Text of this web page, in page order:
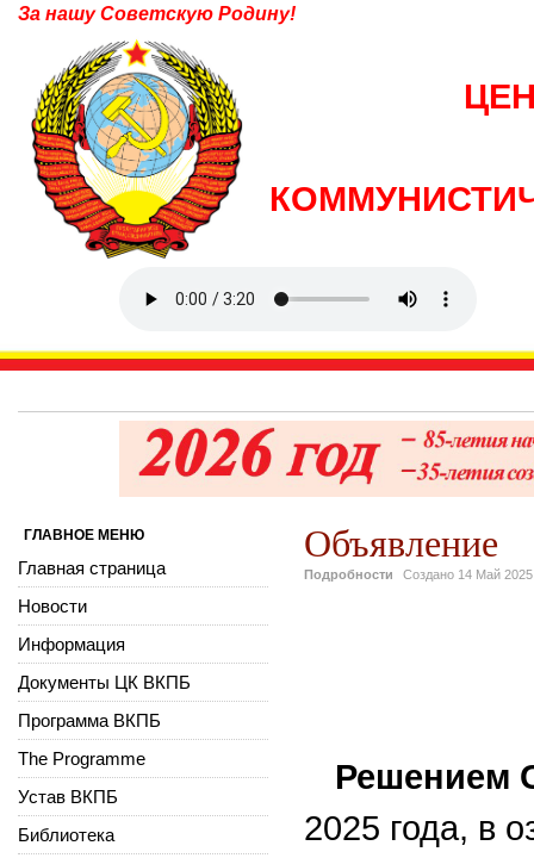
За нашу Советскую Родину!
Объявление
Подробности Создано 14 Май 2025
Решением
2025 года, в
ГЛАВНОЕ МЕНЮ
Главная страница
Новости
Информация
Документы ЦК ВКПБ
Программа ВКПБ
The Programme
Устав ВКПБ
Библиотека